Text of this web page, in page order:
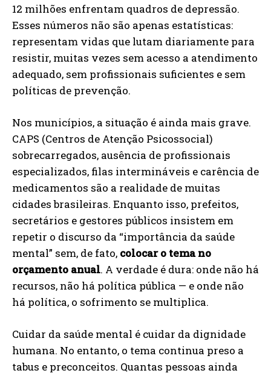
12 milhões enfrentam quadros de depressão.
Esses números não são apenas estatísticas:
representam vidas que lutam diariamente para
resistir, muitas vezes sem acesso a atendimento
adequado, sem profissionais suficientes e sem
políticas de prevenção.
Nos municípios, a situação é ainda mais grave.
CAPS (Centros de Atenção Psicossocial)
sobrecarregados, ausência de profissionais
especializados, filas intermináveis e carência de
medicamentos são a realidade de muitas
cidades brasileiras. Enquanto isso, prefeitos,
secretários e gestores públicos insistem em
repetir o discurso da “importância da saúde
mental” sem, de fato, colocar o tema no
orçamento anual. A verdade é dura: onde não há
recursos, não há política pública — e onde não
há política, o sofrimento se multiplica.
Cuidar da saúde mental é cuidar da dignidade
humana. No entanto, o tema continua preso a
tabus e preconceitos. Quantas pessoas ainda